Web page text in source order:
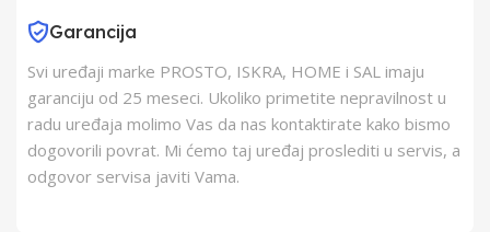
Garancija
Svi uređaji marke PROSTO, ISKRA, HOME i SAL imaju
garanciju od 25 meseci. Ukoliko primetite nepravilnost u
radu uređaja molimo Vas da nas kontaktirate kako bismo
dogovorili povrat. Mi ćemo taj uređaj proslediti u servis, a
odgovor servisa javiti Vama.